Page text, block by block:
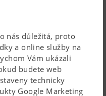
nás důležitá, proto
a online služby na
Vám ukázali
budete web
technicky
Google Marketing